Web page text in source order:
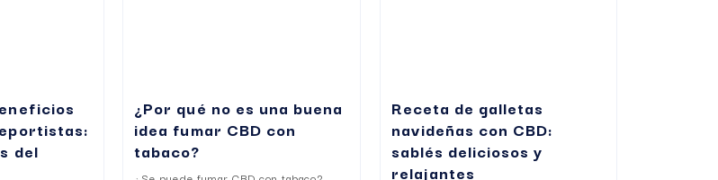
de tu cuerpo y de tu mente a diario.
del
¿Por qué no es una buena
idea fumar CBD con
tabaco?
Receta de galletas
navideñas con CBD:
sablés deliciosos y
relajantes